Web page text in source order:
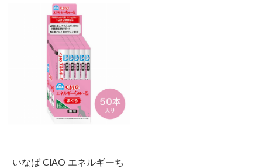
いなば CIAO エネルギーち